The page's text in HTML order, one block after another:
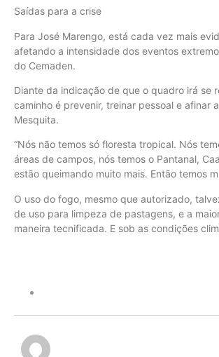
Saídas para a crise
Para José Marengo, está cada vez mais
afetando a intensidade dos eventos
do Cemaden.
Diante da indicação de que o quadro irá se
caminho é prevenir, treinar pessoal e afinar
Mesquita.
“Nós não temos só floresta tropical. Nós
áreas de campos, nós temos o Pantanal,
estão queimando muito mais. Então temos
O uso do fogo, mesmo que autorizado,
de uso para limpeza de pastagens, e a
maneira tecnificada. E sob as condições